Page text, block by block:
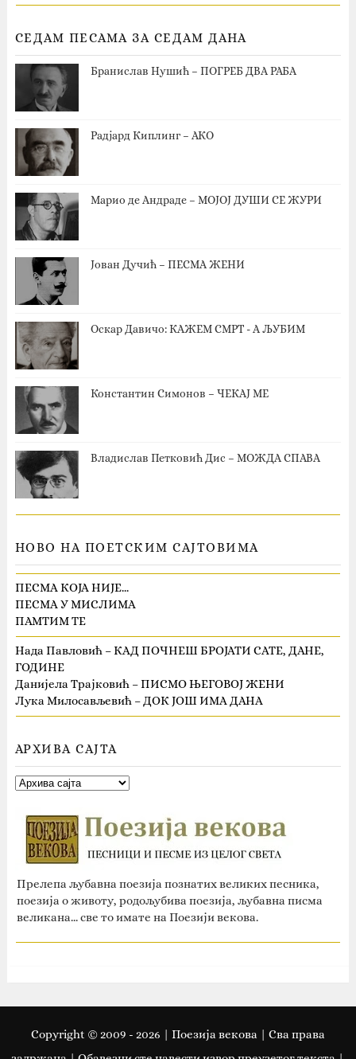
СЕДАМ ПЕСАМА ЗА СЕДАМ ДАНА
Бранислав Нушић – ПОГРЕБ ДВА РАБА
Радјард Киплинг – АКО
Марио де Андраде – МОЈОЈ ДУШИ СЕ ЖУРИ
Јован Дучић – ПЕСМА ЖЕНИ
Оскар Давичо‎: КАЖЕМ СМРТ - А ЉУБИМ
Константин Симонов – ЧЕКАЈ МЕ
Владислав Петковић Дис – МОЖДА СПАВА
НОВО НА ПОЕТСКИМ САЈТОВИМА
ПЕСМА КОЈА НИЈЕ…
ПЕСМА У МИСЛИМА
ПАМТИМ ТЕ
Нада Павловић – КАД ПОЧНЕШ БРОЈАТИ САТЕ, ДАНЕ,
ГОДИНЕ
Данијела Трајковић – ПИСМО ЊЕГОВОЈ ЖЕНИ
Лука Милосављевић – ДОК ЈОШ ИМА ДАНА
АРХИВА САЈТА
Прелепа љубавна поезија познатих великих песника,
поезија о животу, родољубива поезија, љубавна писма
великана... све то имате на Поезији векова.
Copyright © 2009 - 2026 | Поезија векова | Сва права